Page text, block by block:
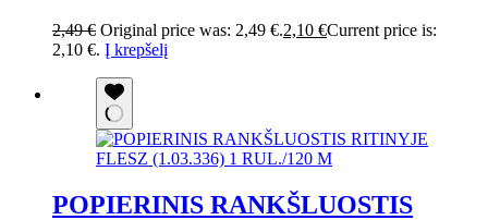
2,49€ Original price was: 2,49 €.2,10 €Current price is:
2,10 €. Į krepšelį
POPIERINIS RANKŠLUOSTIS